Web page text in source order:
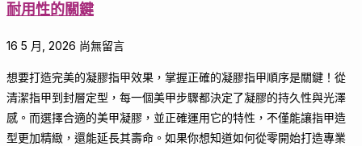
耐用性的關鍵
16 5 月, 2026 尚無留言
想要打造完美的凝膠指甲效果，掌握正確的凝膠指甲順序是關鍵！從
清潔指甲到封層定型，每一個美甲步驟都決定了凝膠的持久性與光澤
感。而選擇合適的美甲凝膠，並正確運用它的特性，不僅能讓指甲造
型更加精緻，還能延長其壽命。如果你想知道如何從零開始打造專業